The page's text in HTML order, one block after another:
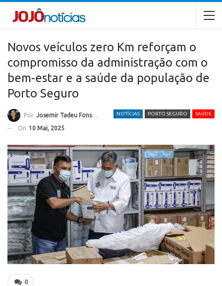
Novos veículos zero Km reforçam o
compromisso da administração com o
bem-estar e a saúde da população de
Porto Seguro
NOTÍCIAS PORTO SEGURO SAÚDE
Por Josemir Tadeu Fonseca
On 10 Mai, 2025
0